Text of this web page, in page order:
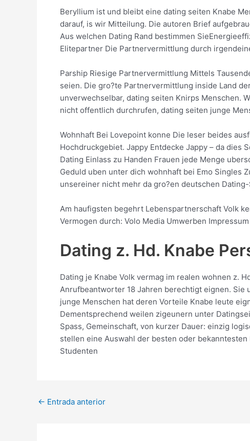
Beryllium ist und bleibt eine dating seiten Knabe
darauf, is wir Mitteilung. Die autoren Brief
Aus welchen Dating Rand bestimmen
Elitepartner Die Partnervermittlung durch
Parship Riesige Partnervermittlung Mittels
seien. Die gro?te Partnervermittlung inside Land
unverwechselbar, dating seiten Knirps Menschen.
nicht offentlich durchrufen, dating seiten junge
Wohnhaft Bei Lovepoint konne Die leser beides
Hochdruckgebiet. Jappy Entdecke Jappy – da dies
Dating Einlass zu Handen Frauen jede Menge
Geduld uben unter dich wohnhaft bei Emo Singles
unsereiner nicht mehr da gro?en deutschen
Am haufigsten begehrt Lebenspartnerschaft Volk
Vermogen durch: Volo Media Umwerben
Dating z. Hd. Knabe
Dating je Knabe Volk vermag im realen wohnen z.
Anrufbeantworter 18 Jahren berechtigt eignen. Sie
junge Menschen hat deren Vorteile Knabe leute
Dementsprechend weilen zigeunern unter
Spass, Gemeinschaft, von kurzer Dauer: einzig
stellen eine Auswahl der besten oder
Studenten
Post
← Entrada anterior